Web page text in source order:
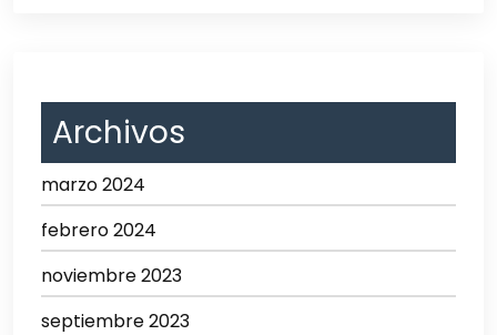
Archivos
marzo 2024
febrero 2024
noviembre 2023
septiembre 2023